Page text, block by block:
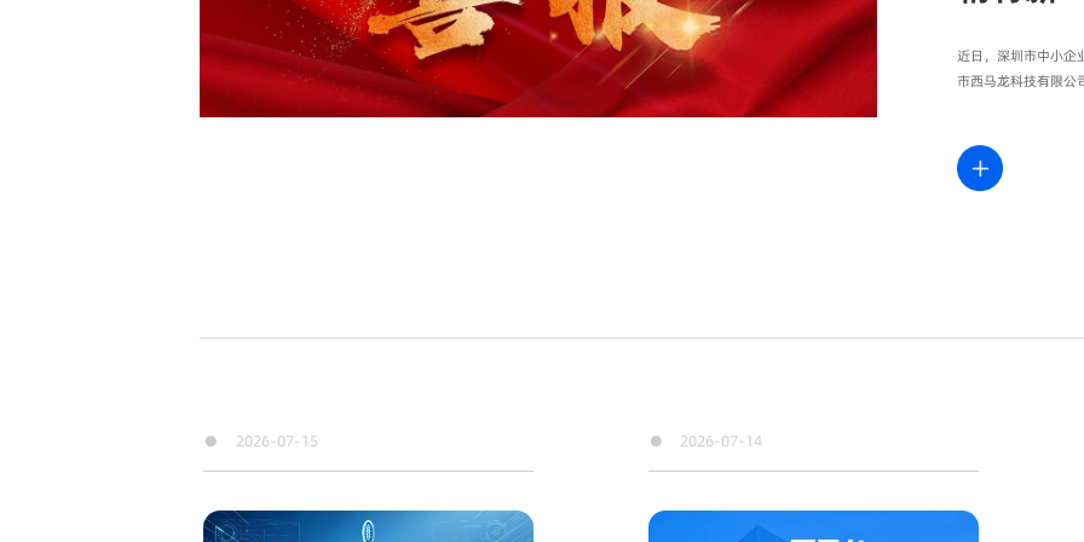
近日，深圳市中小企
市西马龙科技有限
● 2026-07-15 ● 2026-07-14